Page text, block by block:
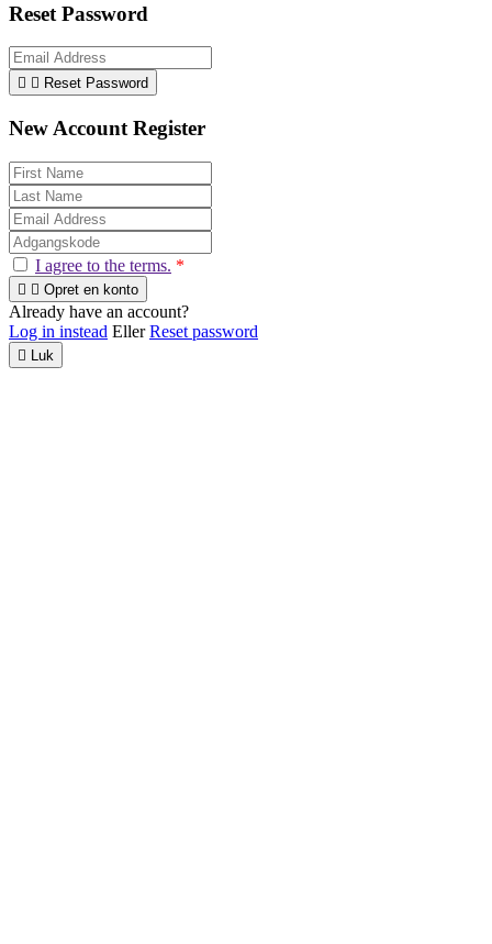
Reset Password
  Reset Password
New Account Register
I agree to the terms. *
  Opret en konto
Already have an account?
Log in instead EllerReset password
 Luk